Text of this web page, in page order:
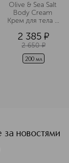
Olive & Sea Salt
Body Cream
Крем для тела с
2 385 ¤
2 650 ¤
200 мл
за новостями